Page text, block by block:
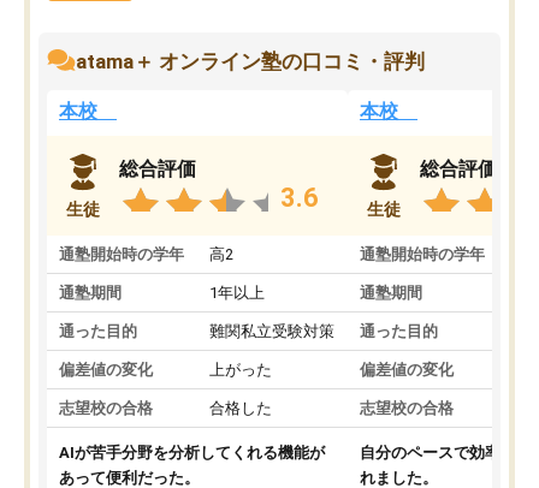
atama＋ オンライン塾の口コミ・評判
本校
生徒
総合評価
3.6
通塾開始時の学年 高2
通塾期間 1年以上
通った目的 難関私立受験対策
偏差値の変化 上がった
志望校の合格 合格した
AIが苦手分野を分析してくれる機能が
あって便利だった。
本校
生徒
総合評価
通塾開始時の学年
通塾期間
通った目的
偏差値の変化
志望校の合格
自分のペースで効率よく
れました。